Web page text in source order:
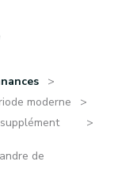
moderne
de